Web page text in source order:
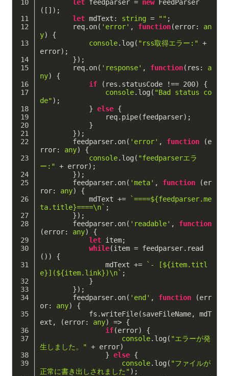
let feedparser = new FeedParser
([]);
let mdText: string = "" ;
        req.on(
'error' , function(error: an
y) {
console.log( "rss取得エラー:" +
error);
        });
        req.on(
'response' , function( res: a
ny) {
if (res.statusCode !== 200) {
console.log( "Bad status co
de");
            }
else {
                req.pipe(feedparser);
            }
        });
        feedparser.on(
'error' , function (e
rror: any) {
console.log( "feedparserエラ
ー:" + error);
        });
        feedparser.on(
'meta' , function (er
ror: any) {
            mdText +=
`====${feedparser.me
ta.title}====\n` ;
        });
        feedparser.on(
'readable' , function
(error: any) {
let item;
while(item = feedparser.read
()) {
                mdText +=
`- [${item.titl
e}](${item.link})\n` ;
            }
        });
        feedparser.on(
'end' , function (err
or: any) {
ext,
(error: any) => {
if(error) {
console.log( "エラーが発
生しました。" + error)
                }
else {
console.log( "ファイルが
正常に書き出しされました");